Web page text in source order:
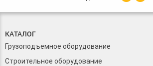
КАТАЛОГ
Грузоподъемное оборудование
Строительное оборудование